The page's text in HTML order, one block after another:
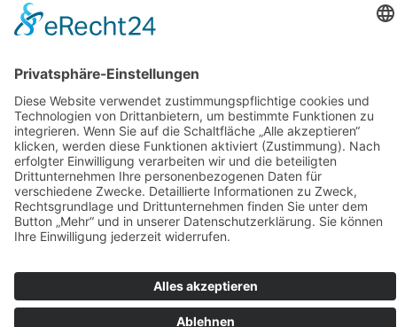
Thomas-Dehler-Str. 5
info@dermietbagger.de
0 94 05 / 9 18 434-0
0 15 22 / 573 0 599
0 94 05 / 9 18 434-5
www.dermietbagger.de
Rechtliches
Impressum
Datenschutz